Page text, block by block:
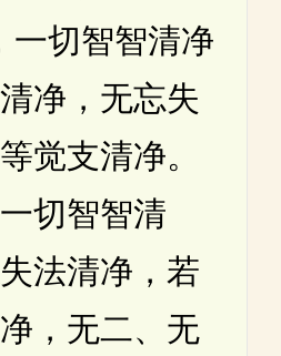
切智智清净
净，无忘失
觉支清净。
切智智清
法清净，若
，无二、无